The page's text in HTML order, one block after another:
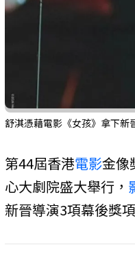
舒淇憑藉電影《女孩》拿下新
第44屆香港電影金像
心大劇院盛大舉行，
新晉導演3項幕後獎